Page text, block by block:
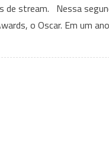
de stream. Nessa
o Oscar. Em um